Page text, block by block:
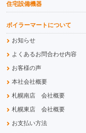
住宅設備機器
ボイラーマートについて
お知らせ
よくあるお問合わせ内容
お客様の声
本社会社概要
札幌南店 会社概要
札幌東店 会社概要
お支払い方法